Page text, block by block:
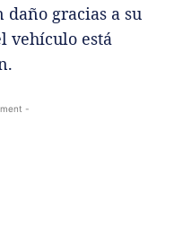
gracias a su
vehículo está
-